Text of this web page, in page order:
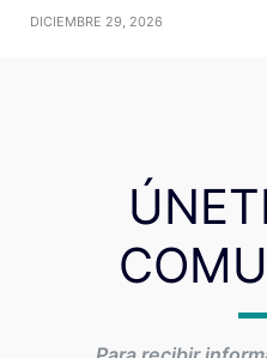
DICIEMBRE 29, 2026